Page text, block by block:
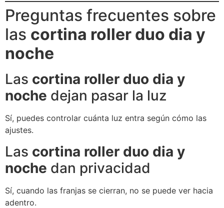
Preguntas frecuentes sobre
las cortina roller duo dia y
noche
Las cortina roller duo dia y
noche dejan pasar la luz
Sí, puedes controlar cuánta luz entra según cómo las
ajustes.
Las cortina roller duo dia y
noche dan privacidad
Sí, cuando las franjas se cierran, no se puede ver hacia
adentro.